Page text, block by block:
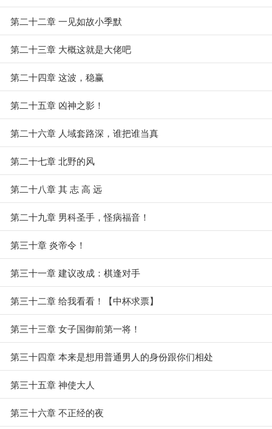
第二十二章 一见如故小季默
第二十三章 大概这就是大佬吧
第二十四章 这波，稳赢
第二十五章 凶神之影！
第二十六章 人域套路深，谁把谁当真
第二十七章 北野的风
第二十八章 其 志 高 远
第二十九章 男科圣手，怪病福音！
第三十章 炎帝令！
第三十一章 建议改成：棋逢对手
第三十二章 给我看看！【中杯求票】
第三十三章 女子国御前第一将！
第三十四章 本来是想用普通男人的身份跟你们相处
第三十五章 神使大人
第三十六章 不正经的夜